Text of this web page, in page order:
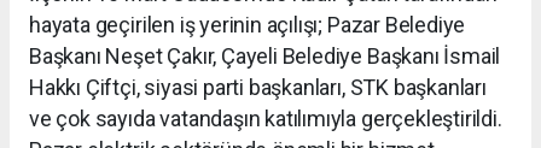
hayata geçirilen iş yerinin açılışı; Pazar Belediye
Başkanı Neşet Çakır, Çayeli Belediye Başkanı İsmail
Hakkı Çiftçi, siyasi parti başkanları, STK başkanları
ve çok sayıda vatandaşın katılımıyla gerçekleştirildi.